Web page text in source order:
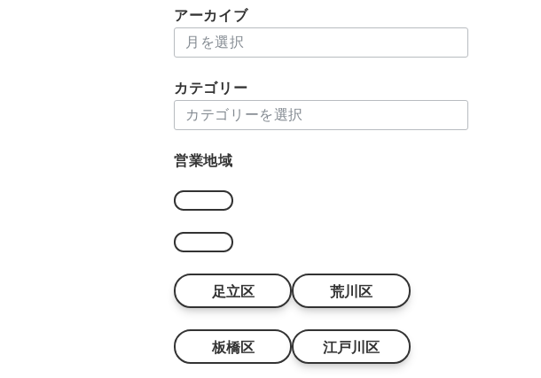
アーカイブ
ー
イ
カテゴリー
テ
リ
営業地域
足立区 荒川区
板橋区 江戸川区